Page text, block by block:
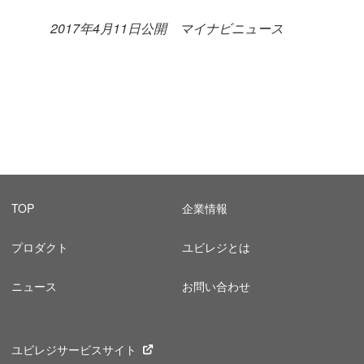
2017年4月11日公開 マイナビニュース
TOP 企業情報
プロダクト ユビレジとは
ニュース お問い合わせ
ユビレジサービスサイト